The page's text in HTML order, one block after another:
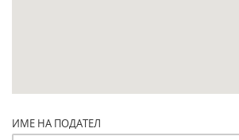
ИМЕ НА ПОДАТЕЛ